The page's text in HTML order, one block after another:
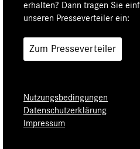
erhalten? Dann tragen Sie
unseren Presseverteiler ein:
Zum Presseverteiler
Nutzungsbedingungen
Datenschutzerklärung
Impressum